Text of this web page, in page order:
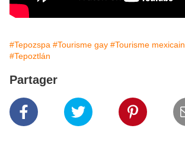
#Tepozspa #Tourisme gay #Tourisme mexicain
#Tepoztlán
Partager